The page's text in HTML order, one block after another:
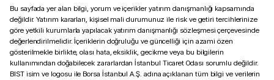
Bu sayfada yer alan bilgi, yorum ve içerikler yatırım danışmanlığı kapsamında
değildir. Yatırım kararları, kişisel mali durumunuz ile risk ve getiri tercihlerinize
göre yetkili kurumlarla yapılacak yatırım danışmanlığı sözleşmesi çerçevesinde
değerlendirilmelidir. İçeriklerin doğruluğu ve güncelliği için azami özen
gösterilmekle birlikte, olası hata, eksiklik, gecikme veya bu bilgilerin
kullanımından doğabilecek zararlardan İstanbul Ticaret Odası sorumlu değildir.
BIST isim ve logosu ile Borsa İstanbul A.Ş. adına açıklanan tüm bilgi ve verilerin